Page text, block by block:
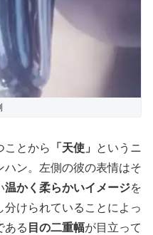
ことから 「天使」
というニ
ハン。左側の彼の表情はそ
温かく柔らかいイメージを
けられていることによっ
ある 目の二重幅が目立って